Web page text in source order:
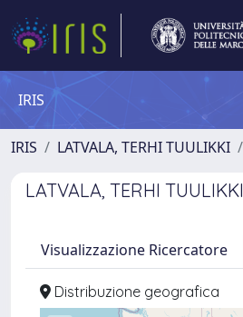
IRIS
IRIS LATVALA, TERHI TUULIKKI
LATVALA, TERHI TUULIKKI
Visualizzazione Ricercatore
Distribuzione geografica